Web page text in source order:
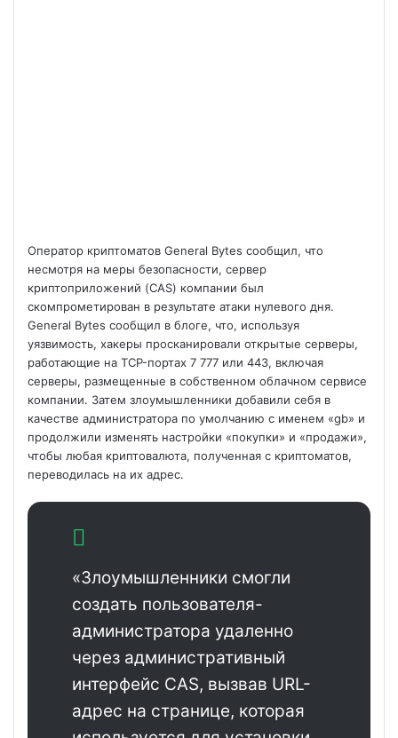
Оператор криптоматов General Bytes сообщил, что
несмотря на меры безопасности, сервер
криптоприложений (CAS) компании был
скомпрометирован в результате атаки нулевого дня.
General Bytes сообщил в блоге, что, используя
уязвимость, хакеры просканировали открытые серверы,
работающие на TCP-портах 7 777 или 443, включая
серверы, размещенные в собственном облачном сервисе
компании. Затем злоумышленники добавили себя в
качестве администратора по умолчанию с именем «gb» и
продолжили изменять настройки «покупки» и «продажи»,
чтобы любая криптовалюта, полученная с криптоматов,
переводилась на их адрес.
«Злоумышленники смогли
создать пользователя-
администратора удаленно
через административный
интерфейс CAS, вызвав URL-
адрес на странице, которая